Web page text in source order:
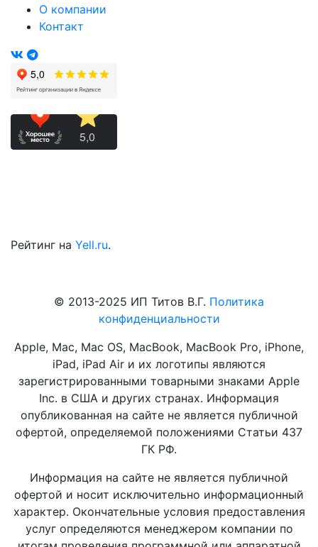
О компании
Контакт
Рейтинг на Yell.ru.
© 2013-2025 ИП Титов В.Г. Политика
конфиденциальности
Apple, Mac, Mac OS, MacBook, MacBook Pro, iPhone,
iPad, iPad Air и их логотипы являются
зарегистрированными товарными знаками Apple
Inc. в США и других странах. Информация
опубликованная на сайте не является публичной
офертой, определяемой положениями Статьи 437
ГК РФ.
Информация на сайте не является публичной
офертой и носит исключительно информационный
характер. Окончательные условия предоставления
услуг определяются менеджером компании по